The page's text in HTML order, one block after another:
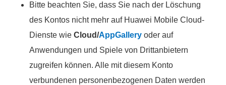
b
Bitte beachten Sie, dass Sie nach der Löschung
des Kontos nicht mehr auf Huawei Mobile Cloud-
Dienste wieCloud/AppGallery oder auf
Anwendungen und Spiele von Drittanbietern
zugreifen können. Alle mit diesem Konto
verbundenen personenbezogenen Daten werden